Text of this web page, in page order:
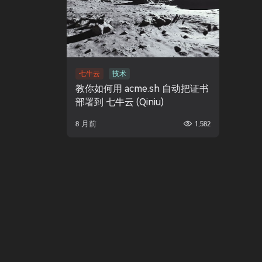
七牛云 技术
教你如何用 acme.sh 自动把证书
部署到 七牛云 (Qiniu)
8 月前 1,582